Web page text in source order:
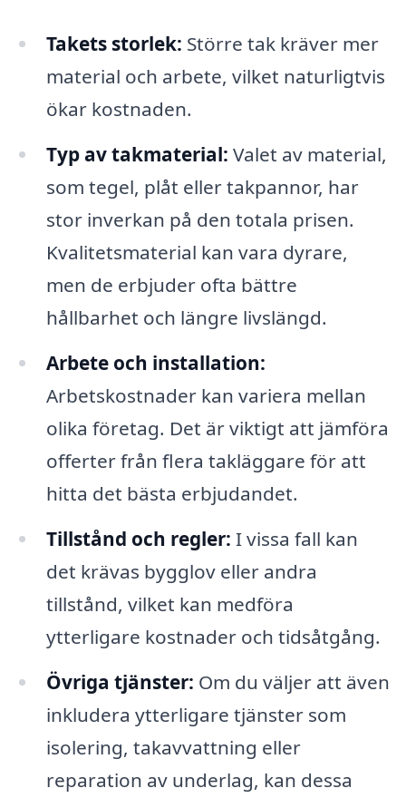
Takets storlek: Större tak kräver mer
material och arbete, vilket naturligtvis
ökar kostnaden.
Typ av takmaterial: Valet av material,
som tegel, plåt eller takpannor, har
stor inverkan på den totala prisen.
Kvalitetsmaterial kan vara dyrare,
men de erbjuder ofta bättre
hållbarhet och längre livslängd.
Arbete och installation:
Arbetskostnader kan variera mellan
olika företag. Det är viktigt att jämföra
offerter från flera takläggare för att
hitta det bästa erbjudandet.
Tillstånd och regler: I vissa fall kan
det krävas bygglov eller andra
tillstånd, vilket kan medföra
ytterligare kostnader och tidsåtgång.
Övriga tjänster: Om du väljer att även
inkludera ytterligare tjänster som
isolering, takavvattning eller
reparation av underlag, kan dessa